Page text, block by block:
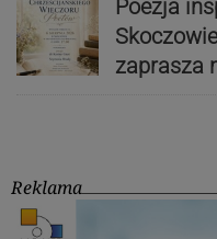
Poezja
zaprasza
Reklama